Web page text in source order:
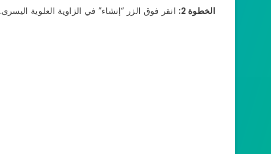
الخطوة 2: انقر فوق الزر “إنشاء” في الزاوية العلوية اليسرى.